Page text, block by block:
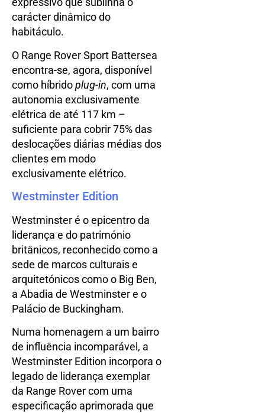
carácter dinâmico do
habitáculo.
O Range Rover Sport Battersea
encontra-se, agora, disponível
como híbridoplug-in, com uma
autonomia exclusivamente
elétrica de até 117 km –
suficiente para cobrir 75% das
deslocações diárias médias dos
clientes em modo
exclusivamente elétrico.
Westminster Edition
Westminster é o epicentro da
liderança e do património
britânicos, reconhecido como a
sede de marcos culturais e
arquitetónicos como o Big Ben,
a Abadia de Westminster e o
Palácio de Buckingham.
Numa homenagem a um bairro
de influência incomparável, a
Westminster Edition incorpora o
legado de liderança exemplar
da Range Rover com uma
especificação aprimorada que